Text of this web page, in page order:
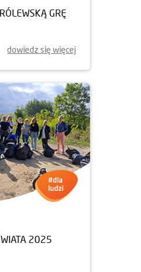
GRĘ
dowiedz się więcej
2025